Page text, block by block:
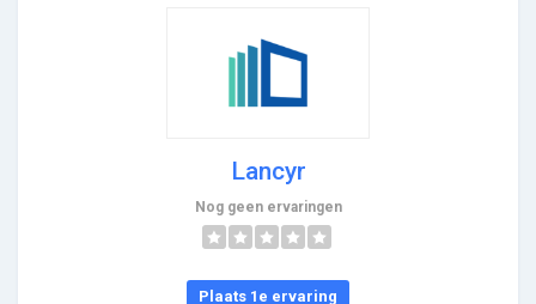
Lancyr
Nog geen ervaringen
Plaats 1e ervaring